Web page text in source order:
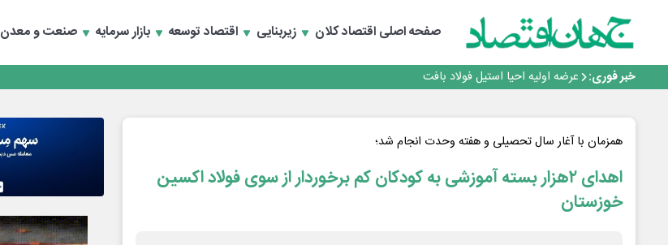
صفحه اصلیاقتصاد کلان زیربنایی اقتصاد توسعه بازار سرمایه صنعت و معدن
خبر فوری:
ورق گرم مبارکه به پروژه های انتقال آب رسید
بانک ملت در رتبه نخست پرداخت تسهیلات ازدواج و فرزندآوری قرار گرفت
عرضه اولیه احیا استیل فولاد بافت
مدیرعامل جدید آلومینای ایران منصوب شد
ورق گرم مبارکه به پروژه های انتقال آب رسید
بانک ملت در رتبه نخست پرداخت تسهیلات ازدواج و فرزندآوری قرار گرفت
بازگشت فرش ماشینی به اصفهان پس از هفت سال؛ دو نمایشگاه تخصصی در شهر نمایشگاهی برگزار می‌شود
همزمان با آغار سال تحصیلی و هفته وحدت انجام شد؛
اهدای ۲هزار بسته آموزشی به کودکان کم برخوردار از سوی فولاد اکسین
خوزستان